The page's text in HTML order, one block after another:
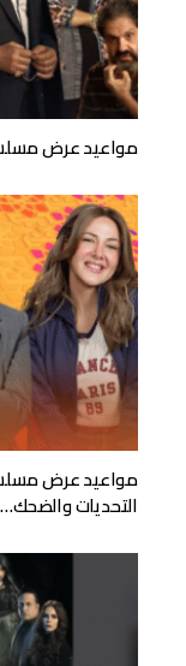
مواعيد عرض
مواعيد عرض
التحديات والضحك…